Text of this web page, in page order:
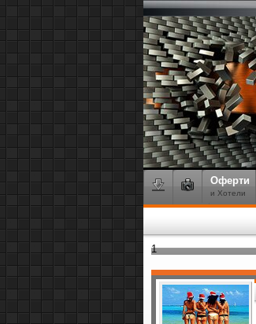
Оферти
и Хотели
1